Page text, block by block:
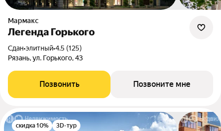
Мармакс
Легенда Горького
Сдан•элитный•4.5 (125)
Рязань, ул. Горького, 43
Позвонить Позвоните мне
скидка 10% 3D-тур